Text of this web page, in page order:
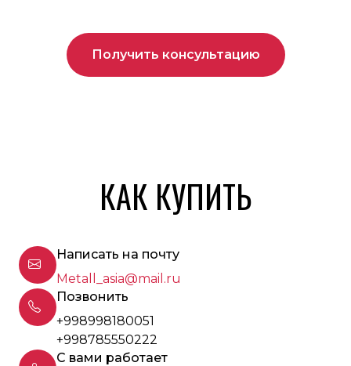
Получить консультацию
КАК КУПИТЬ
Написать на почту
Metall_asia@mail.ru
Позвонить
+998998180051
+998785550222
С вами работает